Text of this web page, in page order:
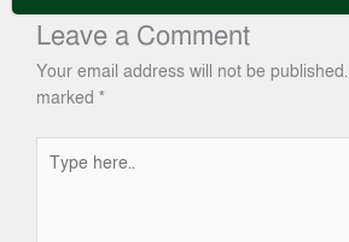
Leave a Comment
Your email address will not be published.
marked *
here..